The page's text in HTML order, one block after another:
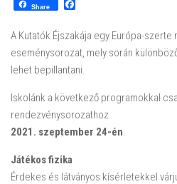
Share
A Kutatók Éjszakája egy Európa-
eseménysorozat, mely során
lehet bepillantani.
Iskolánk a következő programokkal
rendezvénysorozathoz
2021. szeptember 24-én.
Játékos fizika
Érdekes és látványos kísérletekkel